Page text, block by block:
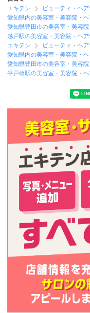
エキテン
ビューティ・ヘ
愛知県内の美容室・美容院・
愛知県豊田市の美容室・美容
越戸駅の美容室・美容院・ヘ
エキテン
ビューティ・ヘ
愛知県内の美容室・美容院・
愛知県豊田市の美容室・美容
平戸橋駅の美容室・美容院・